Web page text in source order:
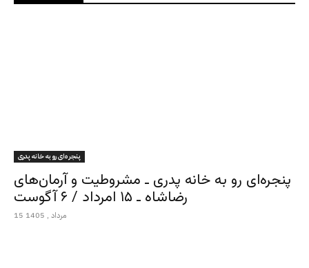
پنجره‌ای رو به خانه پدری
پنجره‌ای رو به خانه پدری ـ مشروطیت و آرمان‌های
رضاشاه ـ ۱۵ امرداد / ۶ آگوست
15 مرداد , 1405